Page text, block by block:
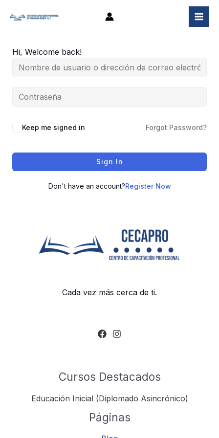
Hi, Welcome back!
Keep me signed in Forgot Password?
Sign In
Don't have an account?Register Now
Cada vez más cerca de ti.
Cursos Destacados
Educación Inicial (Diplomado Asincrónico)
Páginas